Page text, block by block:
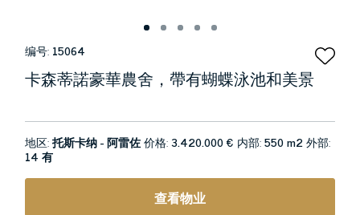
编号: 15064
卡森蒂諾豪華農舍，帶有蝴蝶泳池和美景
地区:托斯卡纳 - 阿雷佐价格:3.420.000 € 内部:550 m2外部:
14 有
查看物业